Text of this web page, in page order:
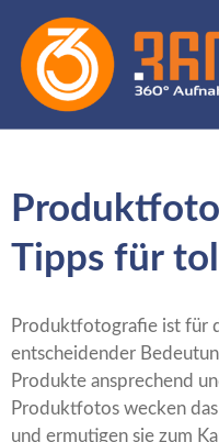
Tipps für
Produktfotografie ist für
entscheidender
Produkte ansprechend
Produktfotos wecken
und ermutigen sie zum